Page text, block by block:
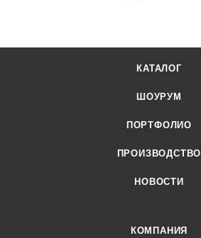
КАТАЛОГ
ШОУРУМ
ПОРТФОЛИО
ПРОИЗВОДСТВО
НОВОСТИ
КОМПАНИЯ